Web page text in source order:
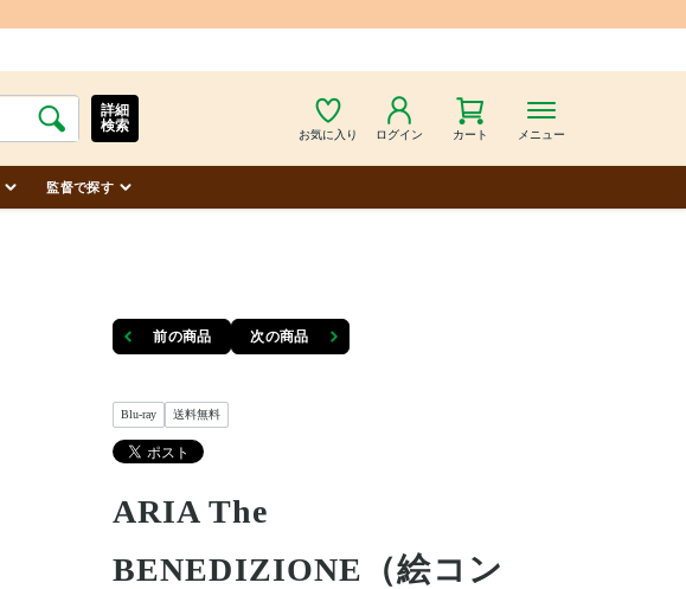
お気に入り ログイン カート メニュー
詳細
検索
監督で探す
前の商品 次の商品
Blu-ray 送料無料
ARIA The
BENEDIZIONE（絵コン